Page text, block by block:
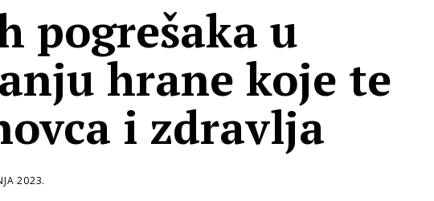
pogrešaka u
hrane koje te
i zdravlja
2023.